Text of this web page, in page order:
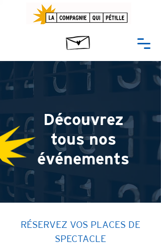
Découvrez
tous nos
événements
RÉSERVEZ VOS PLACES DE
SPECTACLE